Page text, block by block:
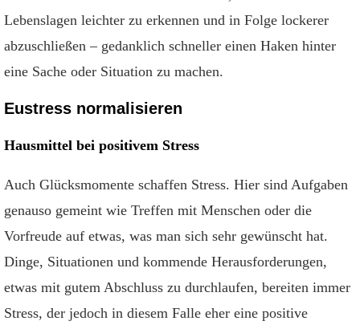
Lebenslagen leichter zu erkennen und in Folge lockerer
abzuschließen – gedanklich schneller einen Haken hinter
eine Sache oder Situation zu machen.
Eustress normalisieren
Hausmittel bei positivem Stress
Auch Glücksmomente schaffen Stress. Hier sind Aufgaben
genauso gemeint wie Treffen mit Menschen oder die
Vorfreude auf etwas, was man sich sehr gewünscht hat.
Dinge, Situationen und kommende Herausforderungen,
etwas mit gutem Abschluss zu durchlaufen, bereiten immer
Stress, der jedoch in diesem Falle eher eine positive